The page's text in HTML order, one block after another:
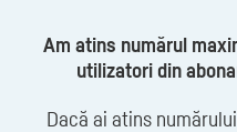
Am atins numărul
utilizatori din
Dacă ai atins